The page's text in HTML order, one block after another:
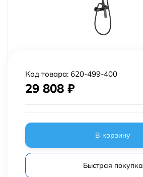
Код товара: 620-499-400
29 808 ₽
В корзину
Быстрая покупка